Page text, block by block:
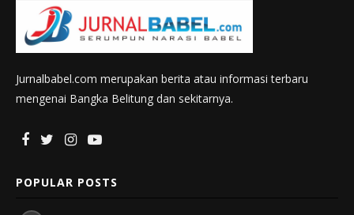
Jurnalbabel.com merupakan berita atau informasi terbaru
mengenai Bangka Belitung dan sekitarnya.
POPULAR POSTS